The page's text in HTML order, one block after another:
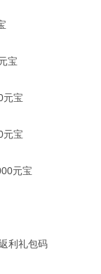
宝
元宝
元宝
元宝
利礼包码